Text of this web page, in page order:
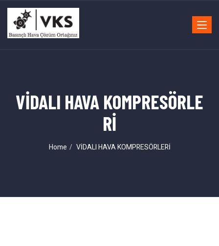
Toggle
VİDALI HAVA KOMPRESÖRLE
Rİ
Home VİDALI HAVA KOMPRESÖRLERİ